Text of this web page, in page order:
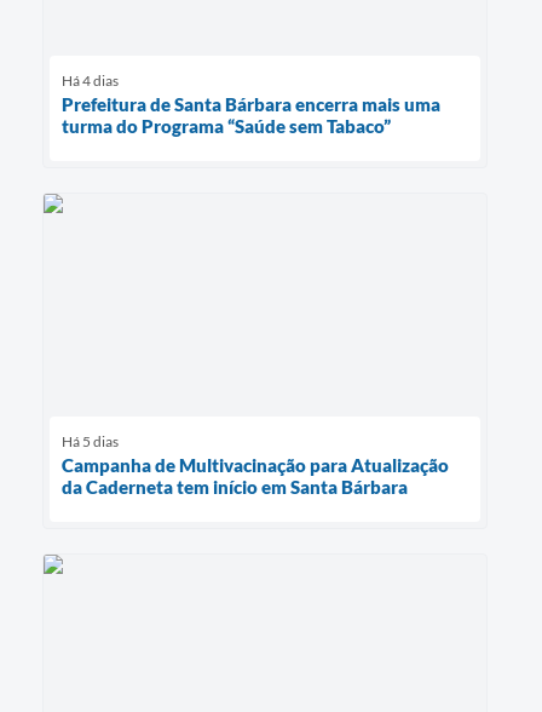
Há 4 dias
Prefeitura de Santa Bárbara encerra mais uma
turma do Programa “Saúde sem Tabaco”
Há 5 dias
Campanha de Multivacinação para Atualização
da Caderneta tem início em Santa Bárbara